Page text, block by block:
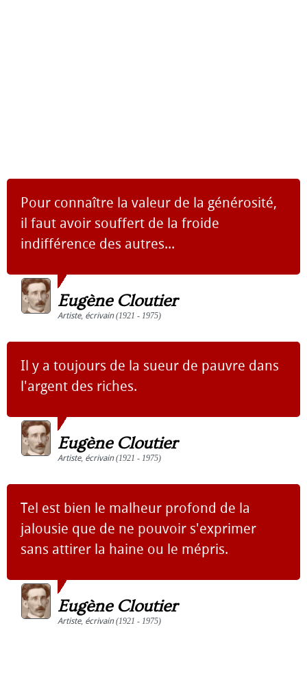
Pour connaître la valeur de la générosité,
il faut avoir souffert de la froide
indifférence des autres...
Eugène Cloutier
Artiste, écrivain(1921 - 1975)
Il y a toujours de la sueur de pauvre dans
l'argent des riches.
Eugène Cloutier
Artiste, écrivain(1921 - 1975)
Tel est bien le malheur profond de la
jalousie que de ne pouvoir s'exprimer
sans attirer la haine ou le mépris.
Eugène Cloutier
Artiste, écrivain(1921 - 1975)